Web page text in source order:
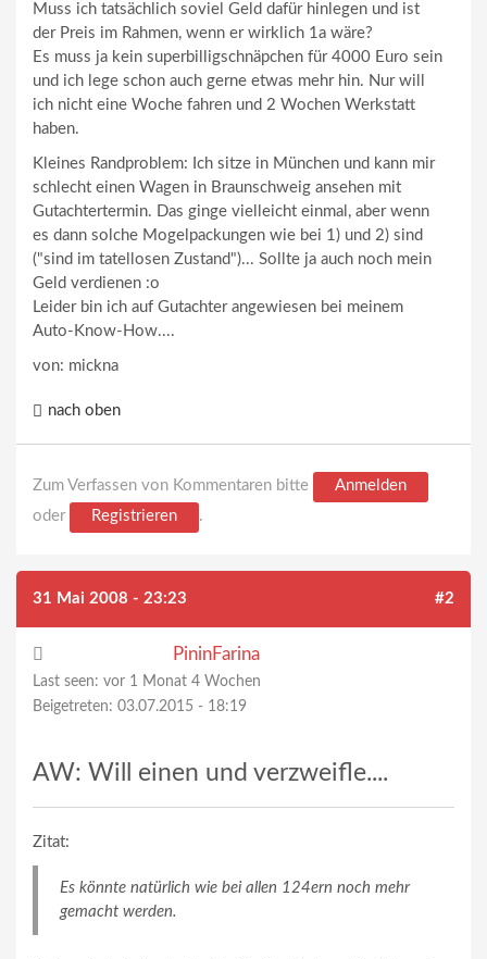
Muss ich tatsächlich soviel Geld dafür hinlegen und ist
der Preis im Rahmen, wenn er wirklich 1a wäre?
Es muss ja kein superbilligschnäpchen für 4000 Euro sein
und ich lege schon auch gerne etwas mehr hin. Nur will
ich nicht eine Woche fahren und 2 Wochen Werkstatt
haben.
Kleines Randproblem: Ich sitze in München und kann mir
schlecht einen Wagen in Braunschweig ansehen mit
Gutachtertermin. Das ginge vielleicht einmal, aber wenn
es dann solche Mogelpackungen wie bei 1) und 2) sind
("sind im tatellosen Zustand")... Sollte ja auch noch mein
Geld verdienen :o
Leider bin ich auf Gutachter angewiesen bei meinem
Auto-Know-How....
von: mickna
nach oben
Zum Verfassen von Kommentaren bitte
Anmelden
oder
Registrieren .
31 Mai 2008 - 23:23 #2
PininFarina
Last seen: vor 1 Monat 4 Wochen
Beigetreten: 03.07.2015 - 18:19
AW: Will einen und verzweifle....
Zitat:
Es könnte natürlich wie bei allen 124ern noch mehr
gemacht werden.